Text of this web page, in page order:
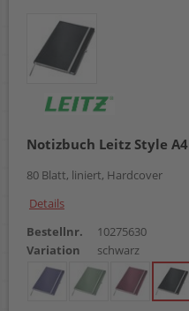
Notizbuch Leitz Style A4
80 Blatt, liniert, Hardcover
Details
Bestellnr.
10275630
Variation
schwarz